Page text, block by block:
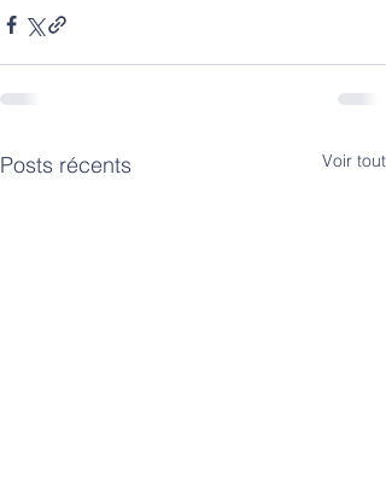
Posts récents Voir tout